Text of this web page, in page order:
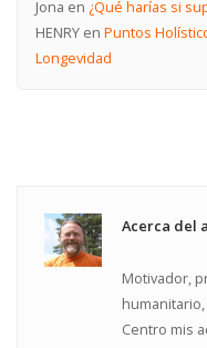
Jona en ¿Qué harías si
HENRYen Puntos
Longevidad
Acerca del
Motivador,
Centro mis